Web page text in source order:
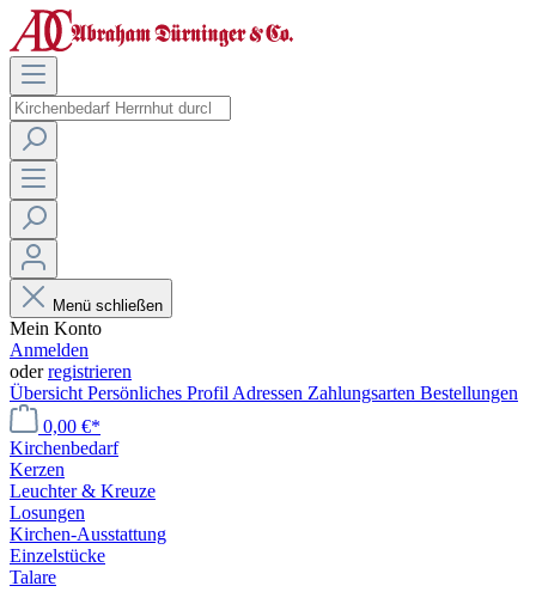
Menü schließen
Mein Konto
Anmelden
oderregistrieren
Übersicht Persönliches Profil Adressen Zahlungsarten Bestellungen
0,00 €*
Kirchenbedarf
Kerzen
Leuchter & Kreuze
Losungen
Kirchen-Ausstattung
Einzelstücke
Talare